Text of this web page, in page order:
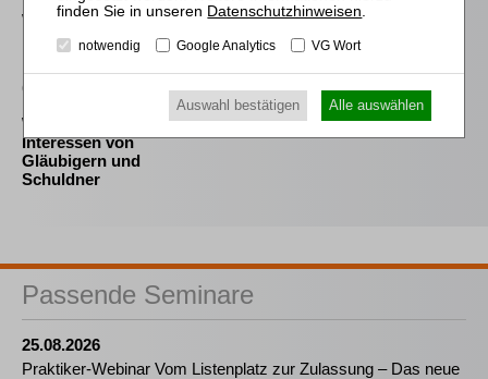
Westermann
Die Auswahl und die
(vorläufigen)
Insolvenzverwalters im
Widerstreit der
Interessen von
Gläubigern und
Schuldner
Passende Seminare
25.08.2026
Praktiker-Webinar Vom Listenplatz zur Zulassung – Das neue
Datenschutzhinweisen.
notwendig Google Analytics VG Wort
Auswahl bestätigen Alle auswählen